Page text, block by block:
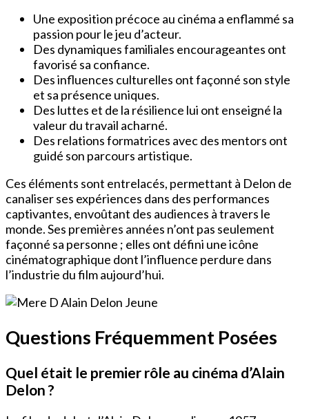
Une exposition précoce au cinéma a enflammé sa
passion pour le jeu d’acteur.
Des dynamiques familiales encourageantes ont
favorisé sa confiance.
Des influences culturelles ont façonné son style
et sa présence uniques.
Des luttes et de la résilience lui ont enseigné la
valeur du travail acharné.
Des relations formatrices avec des mentors ont
guidé son parcours artistique.
Ces éléments sont entrelacés, permettant à Delon de
canaliser ses expériences dans des performances
captivantes, envoûtant des audiences à travers le
monde. Ses premières années n’ont pas seulement
façonné sa personne ; elles ont défini une icône
cinématographique dont l’influence perdure dans
l’industrie du film aujourd’hui.
Questions Fréquemment Posées
Quel était le premier rôle au cinéma d’Alain
Delon ?